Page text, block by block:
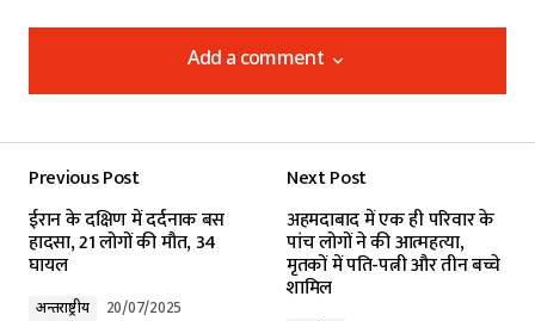
Add a comment
Add a comment
Required fields are marked*
Previous Post
ईरान के दक्षिण में दर्दनाक बस
हादसा, 21 लोगों की मौत, 34
घायल
अन्तर्राष्ट्रीय 20/07/2025
Next Post
अहमदाबाद में एक ही परिवार के
पांच लोगों ने की आत्महत्या,
मृतकों में पति-पत्नी और तीन बच्चे
शामिल